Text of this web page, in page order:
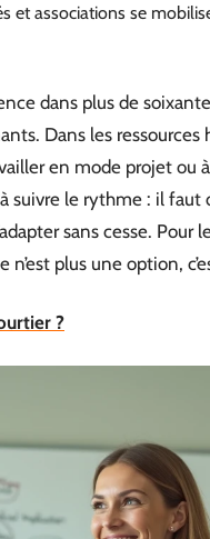
et associations se
dans plus de
Dans les
en mode projet ou
suivre le rythme : il faut
sans cesse. Pour
plus une option,
?